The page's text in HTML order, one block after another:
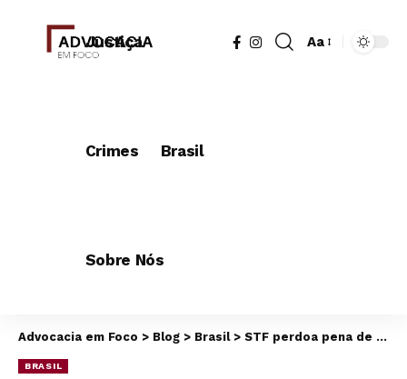
Justiça
Crimes Brasil
Sobre Nós
Aa
Advocacia em Foco > Blog > Brasil> STF perdoa pena de mais dois condenados no mensalão do PT com base no indulto de Temer
BRASIL